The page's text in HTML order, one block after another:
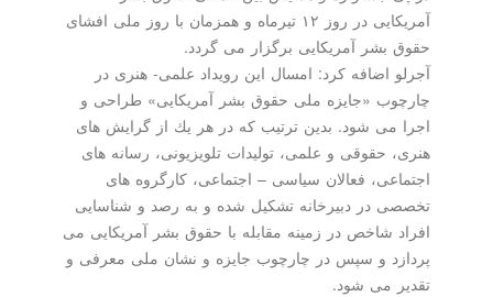
آمریكایی در روز ۱۲ تیرماه و همزمان با روز ملی افشای
حقوق بشر آمریكایی برگزار می گردد.
آجرلو اضافه كرد: امسال این رویداد علمی- هنری در
چارچوب «جایزه ملی حقوق بشر آمریكایی» طراحی و
اجرا می شود. بدین ترتیب كه در هر یك از گرایش های
هنری، حقوقی و علمی، تولیدات تلویزیونی، رسانه های
اجتماعی، فعالان سیاسی – اجتماعی، كارگروه های
تخصصی در دبیرخانه تشكیل شده و به رصد و شناسایی
افراد شاخص در زمینه مقابله با حقوق بشر آمریكایی می
پردازد و سپس در چارچوب جایزه و نشان ملی معرفی و
تقدیر می شود.